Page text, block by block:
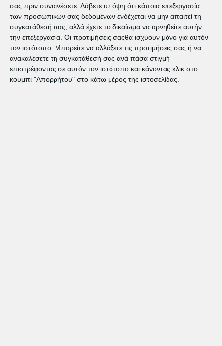
σας πριν συναινέσετε. Λάβετε υπόψη ότι κάποια επεξεργασία
των προσωπικών σας δεδομένων ενδέχεται να μην απαιτεί τη
συγκατάθεσή σας, αλλά έχετε το δικαίωμα να αρνηθείτε αυτήν
την επεξεργασία. Οι προτιμήσεις σαςθα ισχύουν μόνο για αυτόν
τον ιστότοπο. Μπορείτε να αλλάξετε τις προτιμήσεις σας ή να
ανακαλέσετε τη συγκατάθεσή σας ανά πάσα στιγμή
επιστρέφοντας σε αυτόν τον ιστότοπο και κάνοντας κλικ στο
κουμπί "Απορρήτου" στο κάτω μέρος της ιστοσελίδας.
Δείτε ακόμη:
Τρέχον πρόγραμμα προβολών
The Bride!: Τα τέρατα δεν είναι αυτά
που νομίζεις | EDITORIAL